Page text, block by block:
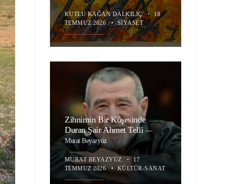
KUTLU KAĞAN DALKILIÇ • 18
TEMMUZ 2026 • SIYASET
Zihnimin Bir Köşesinde
Duran Şair Ahmet Telli —
Murat Beyazyüz
MURAT BEYAZYÜZ •
17
TEMMUZ 2026 • KÜLTÜR-SANAT